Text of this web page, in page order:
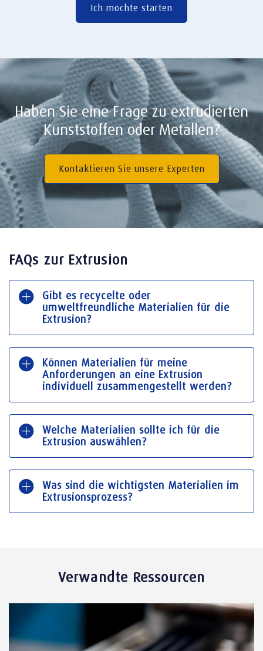
Ich möchte starten
Haben Sie eine Frage zu extrudierten
Kunststoffen oder Metallen?
Kontaktieren Sie unsere Experten
FAQs zur Extrusion
Gibt es recycelte oder
umweltfreundliche Materialien für die
Extrusion?
Können Materialien für meine
Anforderungen an eine Extrusion
individuell zusammengestellt werden?
Welche Materialien sollte ich für die
Extrusion auswählen?
Was sind die wichtigsten Materialien im
Extrusionsprozess?
Verwandte Ressourcen